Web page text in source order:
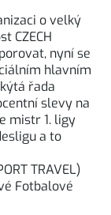
o velký
CZECH
nyní se
hlavním
řada
slevy na
mistr 1. ligy
a to
TRAVEL)
Fotbalové